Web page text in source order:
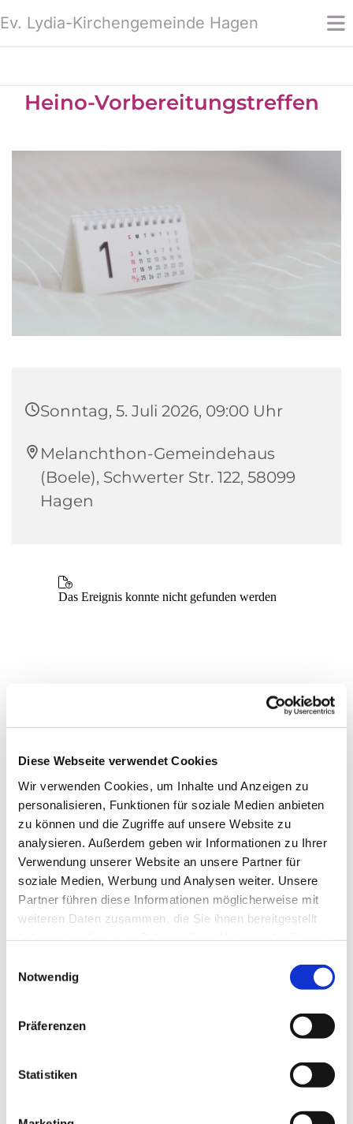
Diese Webseite verwendet Cookies
Wir verwenden Cookies, um Inhalte und Anzeigen zu
personalisieren, Funktionen für soziale Medien anbieten
zu können und die Zugriffe auf unsere Website zu
analysieren. Außerdem geben wir Informationen zu Ihrer
Verwendung unserer Website an unsere Partner für
soziale Medien, Werbung und Analysen weiter. Unsere
Partner führen diese Informationen möglicherweise mit
weiteren Daten zusammen, die Sie ihnen bereitgestellt
Notwendig
Präferenzen
Statistiken
Ev. Lydia-Kirchengemeinde Hagen
Heino-Vorbereitungstreffen
Sonntag, 5. Juli 2026, 09:00 Uhr
Melanchthon-Gemeindehaus
(Boele), Schwerter Str. 122, 58099
Hagen
Dies könnte Sie auch
interessieren